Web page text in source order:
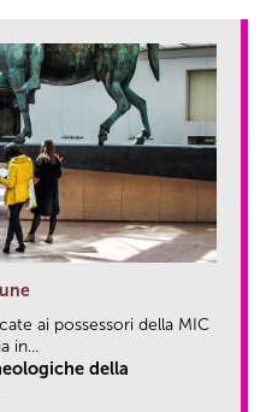
ai possessori della MIC
in...
della